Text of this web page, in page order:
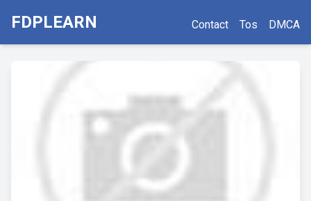
FDPLEARN Contact Tos DMCA